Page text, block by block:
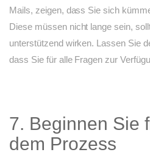
Mails, zeigen, dass Sie sich
Diese müssen nicht lange sein,
unterstützend wirken. Lassen Sie
dass Sie für alle Fragen zur
7. Beginnen Sie
dem Prozess